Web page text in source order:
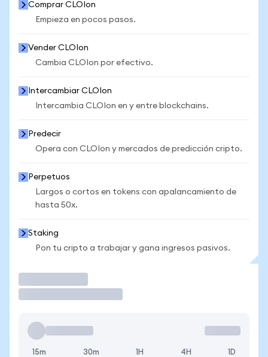
Comprar CLOIon
Empieza en pocos pasos.
Vender CLOIon
Cambia CLOIon por efectivo.
Intercambiar CLOIon
Intercambia CLOIon en y entre blockchains.
Predecir
Opera con CLOIon y mercados de predicción cripto.
Perpetuos
Largos o cortos en tokens con apalancamiento de
hasta 50x.
Staking
Pon tu cripto a trabajar y gana ingresos pasivos.
15m 30m 1H 4H 1D